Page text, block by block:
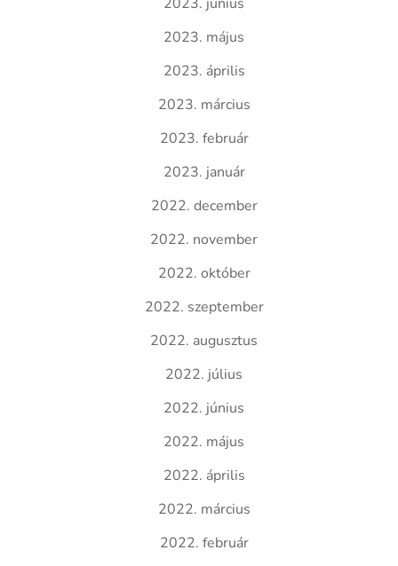
2023. május
2023. április
2023. március
2023. február
2023. január
2022. december
2022. november
2022. október
2022. szeptember
2022. augusztus
2022. július
2022. június
2022. május
2022. április
2022. március
2022. február